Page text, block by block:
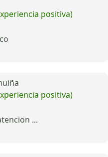
positiva)
positiva)
...